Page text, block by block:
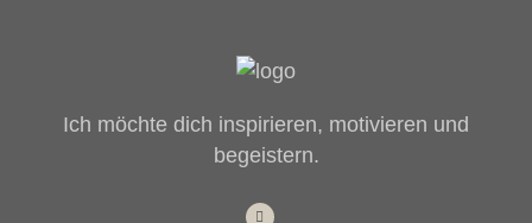
Ich möchte dich inspirieren, motivieren und
begeistern.